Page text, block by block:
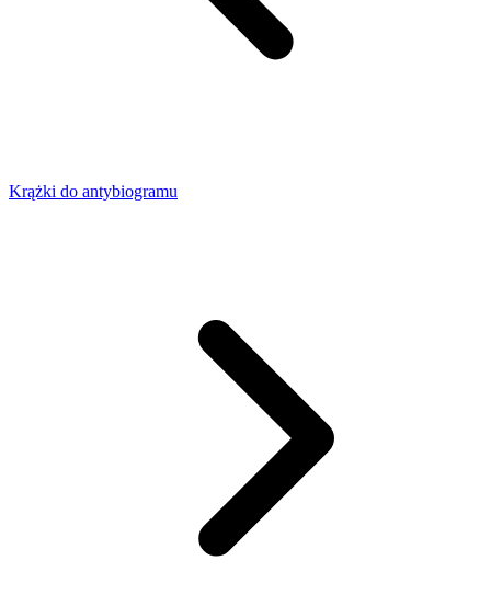
Krążki do antybiogramu